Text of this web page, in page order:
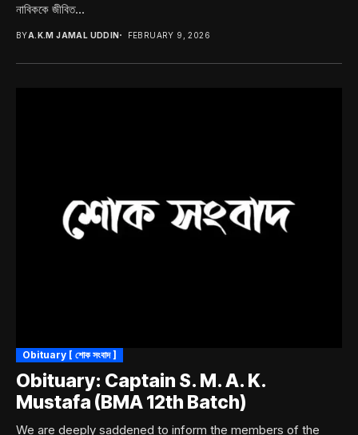
নাবিককে জীবিত...
BYA.K.M JAMAL UDDIN FEBRUARY 9, 2026
Obituary [ শোক সংবাদ ]
Obituary: Captain S. M. A. K.
Mustafa (BMA 12th Batch)
We are deeply saddened to inform the members of the